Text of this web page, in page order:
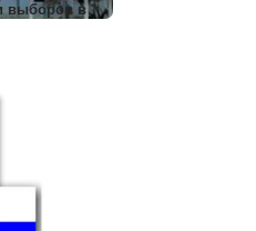
выборов в